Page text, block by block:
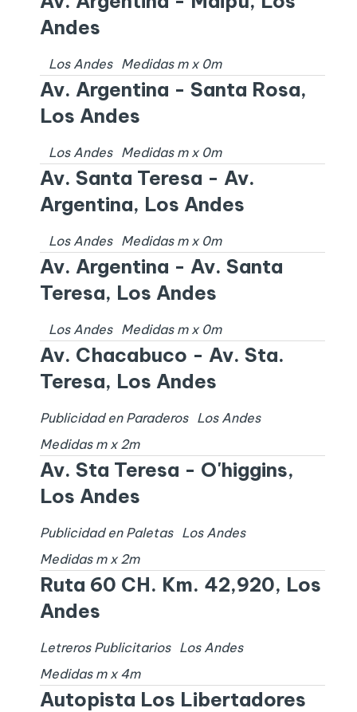
Andes
Los Andes Medidas m x 0m
Av. Argentina - Santa Rosa,
Los Andes
Los Andes Medidas m x 0m
Av. Santa Teresa - Av.
Argentina, Los Andes
Los Andes Medidas m x 0m
Av. Argentina - Av. Santa
Teresa, Los Andes
Los Andes Medidas m x 0m
Av. Chacabuco - Av. Sta.
Teresa, Los Andes
Publicidad en Paraderos
Los Andes
Medidas m x 2m
Av. Sta Teresa - O'higgins,
Los Andes
Publicidad en Paletas
Los Andes
Medidas m x 2m
Ruta 60 CH. Km. 42,920, Los
Andes
Letreros Publicitarios
Los Andes
Medidas m x 4m
Autopista Los Libertadores